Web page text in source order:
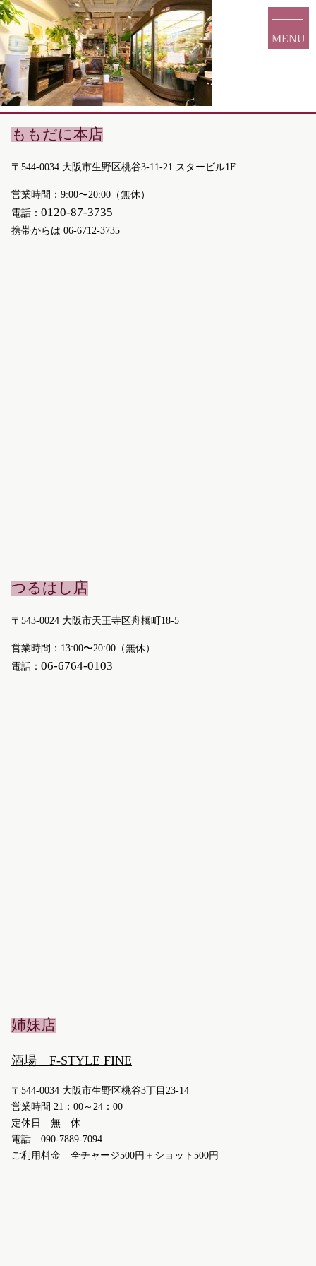
MENU
ももだに本店
〒544-0034 大阪市生野区桃谷3-11-21 スタービル1F
営業時間：9:00〜20:00（無休）
電話： 0120-87-3735
携帯からは 06-6712-3735
つるはし店
〒543-0024 大阪市天王寺区舟橋町18-5
営業時間：13:00〜20:00（無休）
電話： 06-6764-0103
姉妹店
酒場 F-STYLE FINE
〒544-0034 大阪市生野区桃谷3丁目23-14
営業時間 21：00～24：00
定休日 無 休
電話 090-7889-7094
ご利用料金 全チャージ500円＋ショット500円